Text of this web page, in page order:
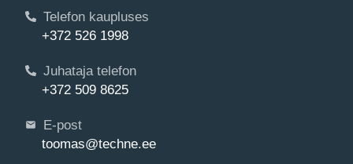
Telefon kaupluses
+372 526 1998
Juhataja telefon
+372 509 8625
E-post
toomas@techne.ee